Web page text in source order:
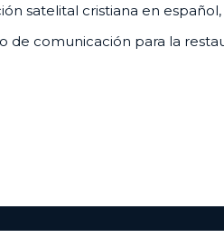
satelital cristiana en
comunicación para la